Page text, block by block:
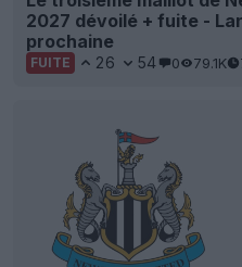
2027 dévoilé + fuite -
prochaine
FUITE 26 54 0 79.1K